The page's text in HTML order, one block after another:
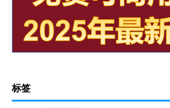
标签